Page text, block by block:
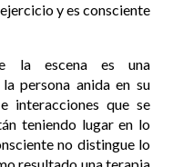
y es consciente
la escena es una
persona anida en su
interacciones que se
teniendo lugar en lo
no distingue lo